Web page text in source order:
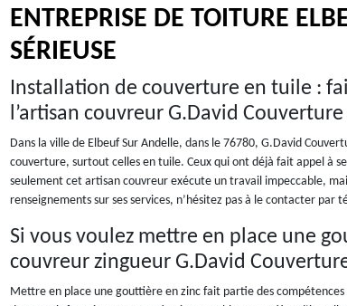
ENTREPRISE DE TOITURE
SÉRIEUSE
Installation de couverture en tuile :
l’artisan couvreur G.David Couverture
Dans la ville de Elbeuf Sur Andelle, dans le 76780, G.David
couverture, surtout celles en tuile. Ceux qui ont déjà fait appel à
seulement cet artisan couvreur exécute un travail impeccable,
renseignements sur ses services, n’hésitez pas à le contacter par
Si vous voulez mettre en place une
couvreur zingueur G.David
Mettre en place une gouttière en zinc fait partie des